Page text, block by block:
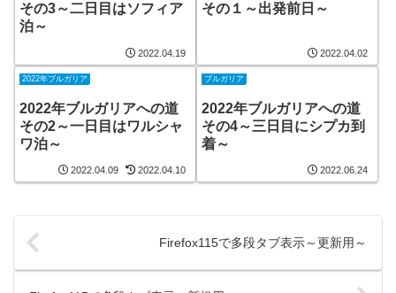
その3～二日目はソフィア
泊～
2022.04.19
その１～出発前日～
2022.04.02
2022年ブルガリア
2022年ブルガリアへの道
その2～一日目はワルシャ
ワ泊～
2022.04.09 2022.04.10
ブルガリア
2022年ブルガリアへの道
その4～三日目にシプカ到
着～
2022.06.24
Firefox115で多段タブ表示～更新用～